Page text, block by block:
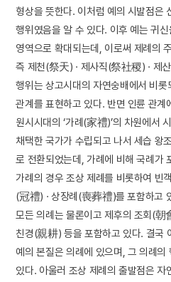
형상을 뜻한다. 이처럼 예의 시발점은
행위였음을 알 수 있다. 이후 예는 귀
영역으로 확대되는데, 이로써 제례의
즉 제천(祭天) · 제사직(祭社稷) · 제
행위는 상고시대의 자연숭배에서 비롯
관계를 표현하고 있다. 반면 인륜 관계
원시시대의 ‘가례(家禮)’의 차원에서
채택한 국가가 수립되고 나서 세습 왕
로 전환되었는데, 가례에 비해 국례가
가례의 경우 조상 제례를 비롯하여 빈
(冠禮) · 상장례(喪葬禮)를 포함하고
모든 의례는 물론이고 제후의 조회(
친경(親耕) 등을 포함하고 있다. 결국
예의 본질은 의례에 있으며, 그 의례
있다. 아울러 조상 제례의 출발점은 자